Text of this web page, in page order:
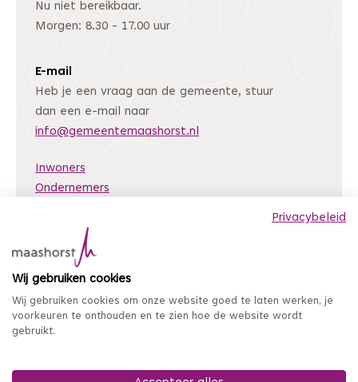
Privacybeleid
Wij gebruiken cookies
Wij gebruiken cookies om onze website goed te laten werken, je
voorkeuren te onthouden en te zien hoe de website wordt
gebruikt.
Nu niet bereikbaar.
Morgen: 8.30 - 17.00 uur
E-mail
Heb je een vraag aan de gemeente, stuur
dan een e-mail naar
info@gemeentemaashorst.nl
Inwoners
Ondernemers
Archiefweb(Deze link gaat naar een andere website)
Coordinated Vulnerability Disclosure
Mijn loket
Privacy en persoonsgegevens
Toegankelijkheidsverklaring